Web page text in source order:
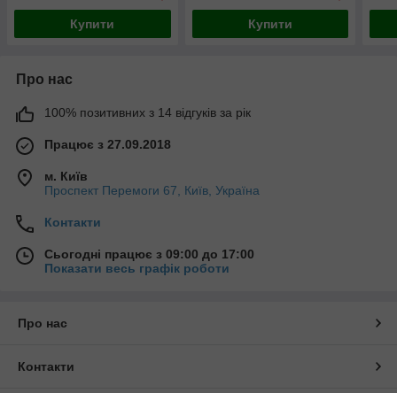
Купити Купити
Про нас
100% позитивних з 14 відгуків за рік
Працює з 27.09.2018
м. Київ
Проспект Перемоги 67, Київ, Україна
Контакти
Сьогодні працює з 09:00 до 17:00
Показати весь графік роботи
Про нас
Контакти